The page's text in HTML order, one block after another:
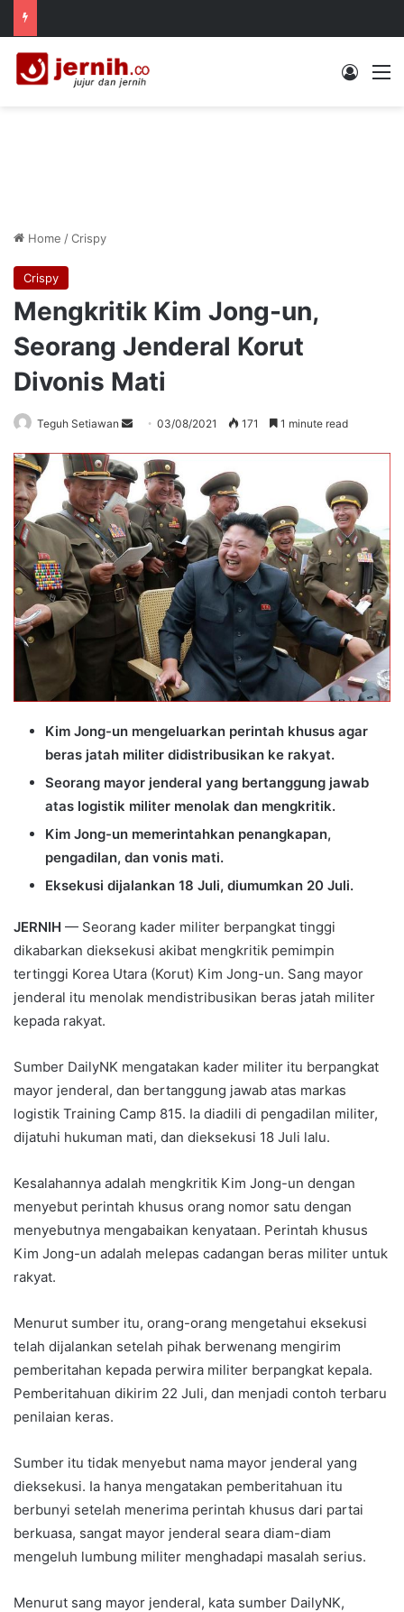
Log In
Home /Crispy
Crispy
Mengkritik Kim Jong-un,
Seorang Jenderal Korut
Divonis Mati
Teguh Setiawan
Send
email
03/08/2021 171 1 minute read
Kim Jong-un mengeluarkan perintah khusus agar
beras jatah militer didistribusikan ke rakyat.
Seorang mayor jenderal yang bertanggung jawab
atas logistik militer menolak dan mengkritik.
Kim Jong-un memerintahkan penangkapan,
pengadilan, dan vonis mati.
Eksekusi dijalankan 18 Juli, diumumkan 20 Juli.
JERNIH — Seorang kader militer berpangkat tinggi
dikabarkan dieksekusi akibat mengkritik pemimpin
tertinggi Korea Utara (Korut) Kim Jong-un. Sang mayor
jenderal itu menolak mendistribusikan beras jatah militer
kepada rakyat.
Sumber DailyNK mengatakan kader militer itu berpangkat
mayor jenderal, dan bertanggung jawab atas markas
logistik Training Camp 815. Ia diadili di pengadilan militer,
dijatuhi hukuman mati, dan dieksekusi 18 Juli lalu.
Kesalahannya adalah mengkritik Kim Jong-un dengan
menyebut perintah khusus orang nomor satu dengan
menyebutnya mengabaikan kenyataan. Perintah khusus
Kim Jong-un adalah melepas cadangan beras militer untuk
rakyat.
Menurut sumber itu, orang-orang mengetahui eksekusi
telah dijalankan setelah pihak berwenang mengirim
pemberitahan kepada perwira militer berpangkat kepala.
Pemberitahuan dikirim 22 Juli, dan menjadi contoh terbaru
penilaian keras.
Sumber itu tidak menyebut nama mayor jenderal yang
dieksekusi. Ia hanya mengatakan pemberitahuan itu
berbunyi setelah menerima perintah khusus dari partai
berkuasa, sangat mayor jenderal seara diam-diam
mengeluh lumbung militer menghadapi masalah serius.
Menurut sang mayor jenderal, kata sumber DailyNK,